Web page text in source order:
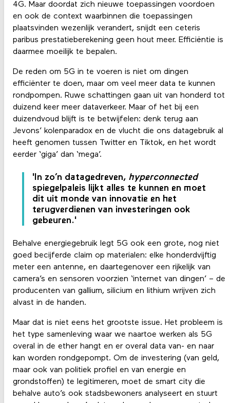
4G. Maar doordat zich nieuwe toepassingen voordoen
en ook de context waarbinnen die toepassingen
plaatsvinden wezenlijk verandert, snijdt een ceteris
paribus prestatieberekening geen hout meer. Efficiëntie is
daarmee moeilijk te bepalen.
De reden om 5G in te voeren is niet om dingen
efficiënter te doen, maar om veel meer data te kunnen
rondpompen. Ruwe schattingen gaan uit van honderd tot
duizend keer meer dataverkeer. Maar of het bij een
duizendvoud blijft is te betwijfelen: denk terug aan
Jevons’ kolenparadox en de vlucht die ons datagebruik al
heeft genomen tussen Twitter en Tiktok, en het wordt
eerder ‘giga’ dan ‘mega’.
'In zo’n datagedreven, hyperconnected
spiegelpaleis lijkt alles te kunnen en moet
dit uit monde van innovatie en het
terugverdienen van investeringen ook
gebeuren.'
Behalve energiegebruik legt 5G ook een grote, nog niet
goed becijferde claim op materialen: elke honderdvijftig
meter een antenne, en daartegenover een rijkelijk van
camera’s en sensoren voorzien ‘internet van dingen’ – de
producenten van gallium, silicium en lithium wrijven zich
alvast in de handen.
Maar dat is niet eens het grootste issue. Het probleem is
het type samenleving waar we naartoe werken als 5G
overal in de ether hangt en er overal data van- en naar
kan worden rondgepompt. Om de investering (van geld,
maar ook van politiek profiel en van energie en
grondstoffen) te legitimeren, moet de smart city die
behalve auto’s ook stadsbewoners analyseert en stuurt